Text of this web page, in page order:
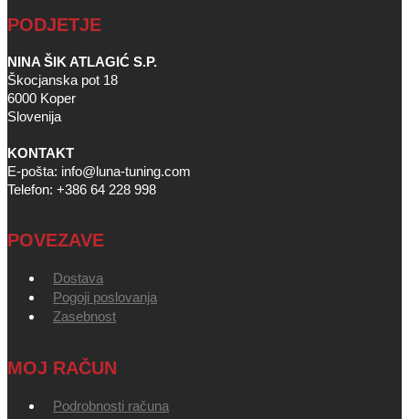
PODJETJE
NINA ŠIK ATLAGIĆ S.P.
Škocjanska pot 18
6000 Koper
Slovenija
KONTAKT
E-pošta: info@luna-tuning.com
Telefon: +386 64 228 998
POVEZAVE
Dostava
Pogoji poslovanja
Zasebnost
MOJ RAČUN
Podrobnosti računa